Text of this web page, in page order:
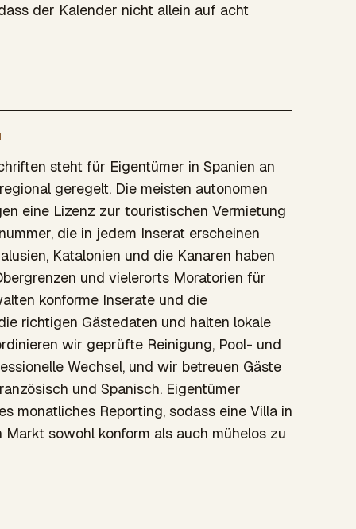
der Kalender nicht allein auf acht
steht für Eigentümer in Spanien an
geregelt. Die meisten autonomen
eine Lizenz zur touristischen Vermietung
die in jedem Inserat erscheinen
Katalonien und die Kanaren haben
und vielerorts Moratorien für
konforme Inserate und die
richtigen Gästedaten und halten lokale
wir geprüfte Reinigung, Pool- und
Wechsel, und wir betreuen Gäste
und Spanisch. Eigentümer
monatliches Reporting, sodass eine Villa in
sowohl konform als auch mühelos zu